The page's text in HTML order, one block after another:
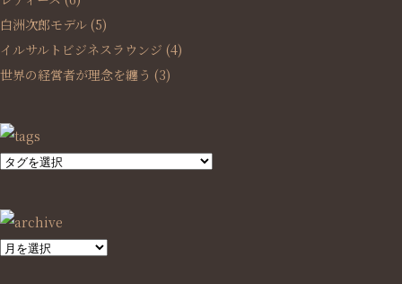
白洲次郎モデル (5)
イルサルトビジネスラウンジ (4)
世界の経営者が理念を纏う (3)